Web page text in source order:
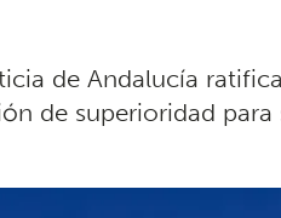
de Andalucía
de superioridad